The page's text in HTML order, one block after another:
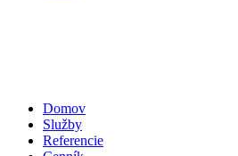
Domov
Služby
Referencie